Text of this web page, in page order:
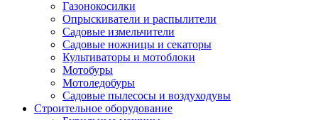
Газонокосилки
Опрыскиватели и распылители
Садовые измельчители
Садовые ножницы и секаторы
Культиваторы и мотоблоки
Мотобуры
Мотоледобуры
Садовые пылесосы и воздуходувы
Строительное оборудование